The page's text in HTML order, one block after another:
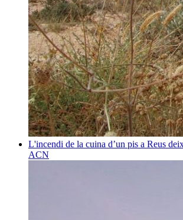
L'incendi de la cuina d’un pis a Reus
ACN